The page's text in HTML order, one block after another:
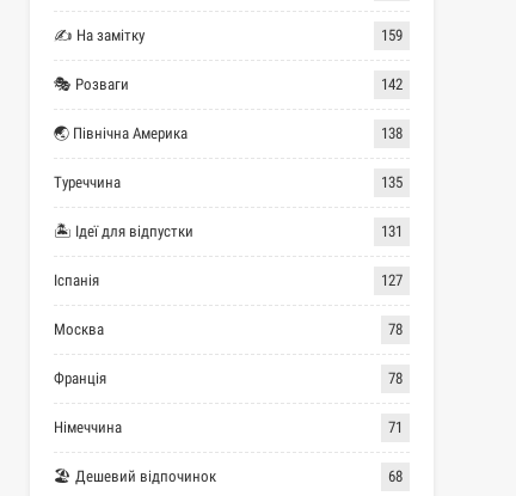
✍ На замітку 159
🎭 Розваги 142
🌏 Північна Америка 138
Туреччина 135
🏝 Ідеї для відпустки 131
Іспанія 127
Москва 78
Франція 78
Німеччина 71
🏖 Дешевий відпочинок 68